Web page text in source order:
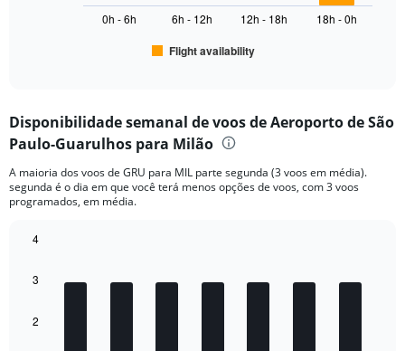
Range:
6
The
chart
has
displaying
of
Flight availability
0h - 6h 6h - 12h 12h - 18h 18h - 0h
Disponibilidade semanal de voos de Aeroporto de São
Paulo-Guarulhos para Milão
A maioria dos voos de GRU para MIL parte segunda (3 voos em média).
segunda é o dia em que você terá menos opções de voos, com 3 voos
programados, em média.
chart
with
bars.
2
3
4